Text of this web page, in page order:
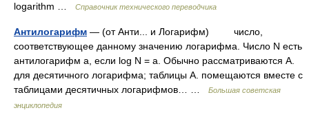
logarithm …
Справочник технического переводчика
Антилогарифм — (от Анти... и Логарифм) число,
соответствующее данному значению логарифма. Число N есть
антилогарифм а, если log N = а. Обычно рассматриваются А.
для десятичного логарифма; таблицы А. помещаются вместе с
таблицами десятичных логарифмов… …
Большая советская
энциклопедия